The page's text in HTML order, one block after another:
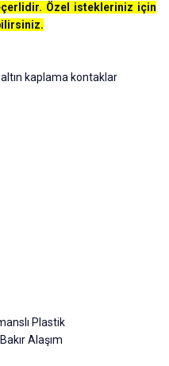
Özel istekleriniz için
kaplama kontaklar
Plastik
Alaşım